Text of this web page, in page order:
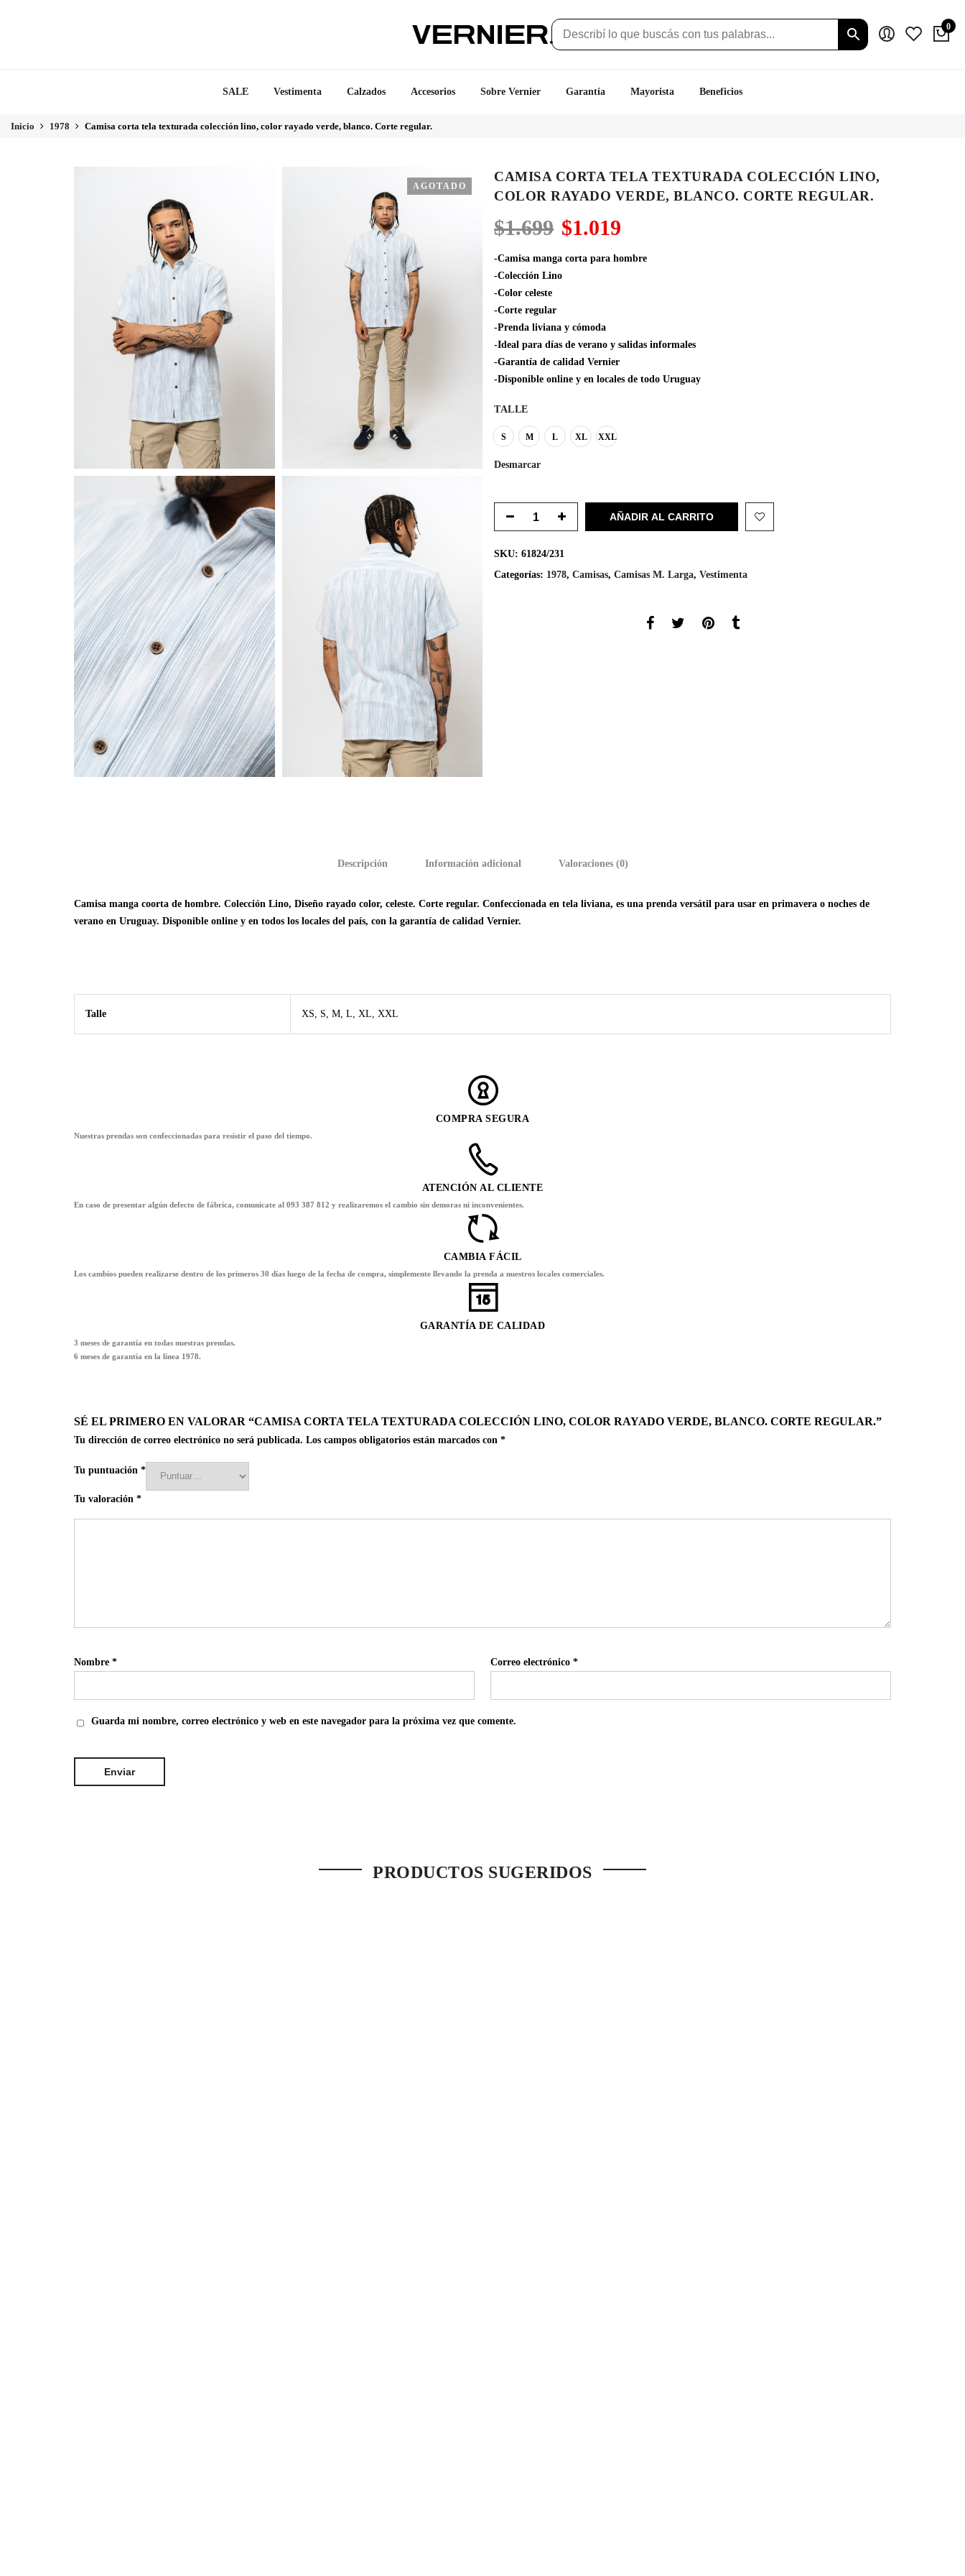
0
SALE Vestimenta Calzados Accesorios Sobre Vernier Garantía Mayorista Beneficios
Inicio 1978 Camisa corta tela texturada colección lino, color rayado verde, blanco. Corte regular.
AGOTADO
CAMISA CORTA TELA TEXTURADA COLECCIÓN LINO,
COLOR RAYADO VERDE, BLANCO. CORTE REGULAR.
$1.699 El
precio
original
era:
$1.019
actual
-Camisa manga corta para hombre
-Colección Lino
-Color celeste
-Corte regular
-Prenda liviana y cómoda
-Ideal para días de verano y salidas informales
-Garantía de calidad Vernier
-Disponible online y en locales de todo Uruguay
TALLE
S M L XL XXL
Desmarcar
AÑADIR AL CARRITO
SKU: 61824/231
Categorías: 1978, Camisas, Camisas M. Larga, Vestimenta
Descripción Información adicional Valoraciones (0)
Camisa manga coorta de hombre. Colección Lino, Diseño rayado color, celeste. Corte regular. Confeccionada en tela liviana, es una prenda versátil para usar en primavera o noches de
verano en Uruguay. Disponible online y en todos los locales del país, con la garantía de calidad Vernier.
Talle XS, S, M, L, XL, XXL
COMPRA SEGURA
Nuestras prendas son confeccionadas para resistir el paso del tiempo.
ATENCIÓN AL CLIENTE
En caso de presentar algún defecto de fábrica, comunicate al 093 387 812 y realizaremos el cambio sin demoras ni inconvenientes.
CAMBIA FÁCIL
Los cambios pueden realizarse dentro de los primeros 30 días luego de la fecha de compra, simplemente llevando la prenda a nuestros locales comerciales.
GARANTÍA DE CALIDAD
3 meses de garantía en todas nuestras prendas.
6 meses de garantía en la línea 1978.
SÉ EL PRIMERO EN VALORAR “CAMISA CORTA TELA TEXTURADA COLECCIÓN LINO, COLOR RAYADO VERDE, BLANCO. CORTE REGULAR.”
Tu dirección de correo electrónico no será publicada. Los campos obligatorios están marcados con *
Tu puntuación *
Tu valoración *
Nombre * Correo electrónico*
Guarda mi nombre, correo electrónico y web en este navegador para la próxima vez que comente.
PRODUCTOS SUGERIDOS